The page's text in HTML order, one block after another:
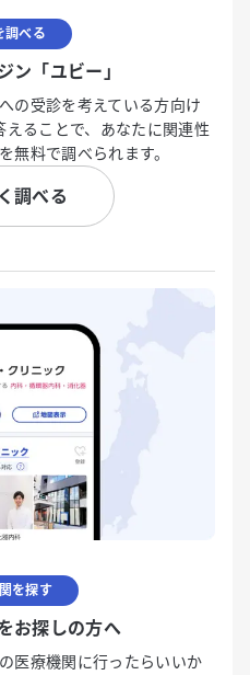
調べる
ン「ユビー」
の受診を考えている方向け
ることで、あなたに関連性
無料で調べられます。
調べる
を探す
お探しの方へ
医療機関に行ったらいいか